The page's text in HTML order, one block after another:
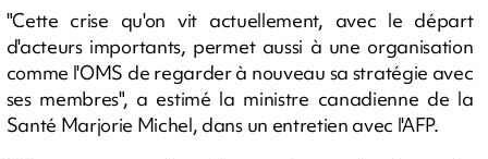
"Cette crise qu'on vit actuellement, avec le départ
d'acteurs importants, permet aussi à une organisation
comme l'OMS de regarder à nouveau sa stratégie avec
ses membres", a estimé la ministre canadienne de la
Santé Marjorie Michel, dans un entretien avec l'AFP.